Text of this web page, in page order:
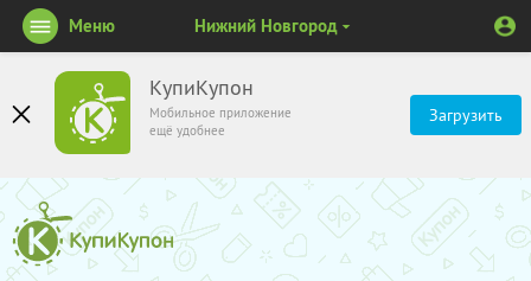
КупиКупон
Мобильное приложение
ещё удобнее
Загрузить
Меню Нижний Новгород